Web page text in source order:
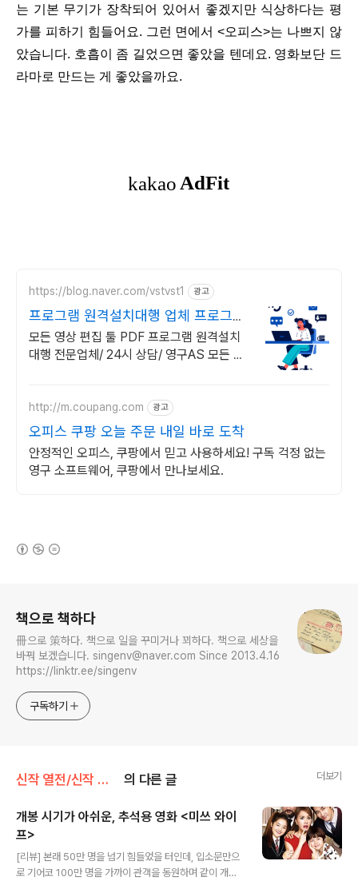
는 기본 무기가 장착되어 있어서 좋겠지만 식상하다는 평
가를 피하기 힘들어요. 그런 면에서 <오피스>는 나쁘지 않
았습니다. 호흡이 좀 길었으면 좋았을 텐데요. 영화보단 드
라마로 만드는 게 좋았을까요.
https://blog.naver.com/vstvst1 광고
프로그램 원격설치대행 업체 프로그램
원격설치대행 전문
모든 영상 편집 툴 PDF 프로그램 원격설치
대행 전문업체/ 24시 상담/ 영구AS 모든 영
http://m.coupang.com 광고
오피스 쿠팡 오늘 주문 내일 바로 도착
안정적인 오피스, 쿠팡에서 믿고 사용하세요! 구독 걱정 없는
영구 소프트웨어, 쿠팡에서 만나보세요.
책으로 책하다
冊으로 策하다. 책으로 일을 꾸미거나 꾀하다. 책으로 세상을
바꿔 보겠습니다. singenv@naver.com Since 2013.4.16
https://linktr.ee/singenv
구독하기
신작 열전/신작 영화 의 다른 글 더보기
개봉 시기가 아쉬운, 추석용 영화 <미쓰 와이
프>
[리뷰] 본래 50만 명을 넘기 힘들었을 터인데, 입소문만으
로 기어코 100만 명을 가까이 관객을 동원하며 같이 개봉